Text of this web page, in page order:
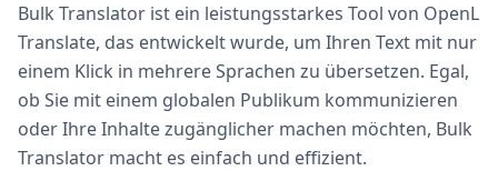
Bulk Translator ist ein leistungsstarkes Tool von OpenL
Translate, das entwickelt wurde, um Ihren Text mit nur
einem Klick in mehrere Sprachen zu übersetzen. Egal,
ob Sie mit einem globalen Publikum kommunizieren
oder Ihre Inhalte zugänglicher machen möchten, Bulk
Translator macht es einfach und effizient.